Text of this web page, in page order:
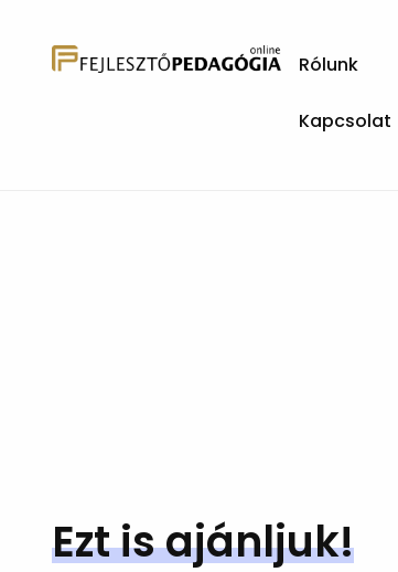
Rólunk
Kapcsolat
Ezt is ajánljuk!